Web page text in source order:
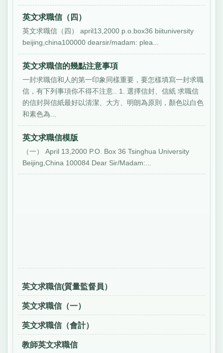
英文求職信（四）
英文求職信（四） april13,2000 p.o.box36 biituniversity
beijing,china100000 dearsir/madam: plea...
英文求職信的幾點注意事項
一封求職信和人的第一印象同樣重要，要怎樣填寫一封求職
信，有下列事項你不得不注意.. 1. 選擇信封、信紙 求職信
的信封與信紙最好以清潔、大方、明朗為原則，顏色以白色
和素色為...
英文求職信模版
（一） April 13,2000 P.O. Box 36 Tsinghua University
Beijing,China 100084 Dear Sir/Madam:...
英文求職信(質量監督員）
英文求職信（一）
英文求職信（會計）
教師英文求職信